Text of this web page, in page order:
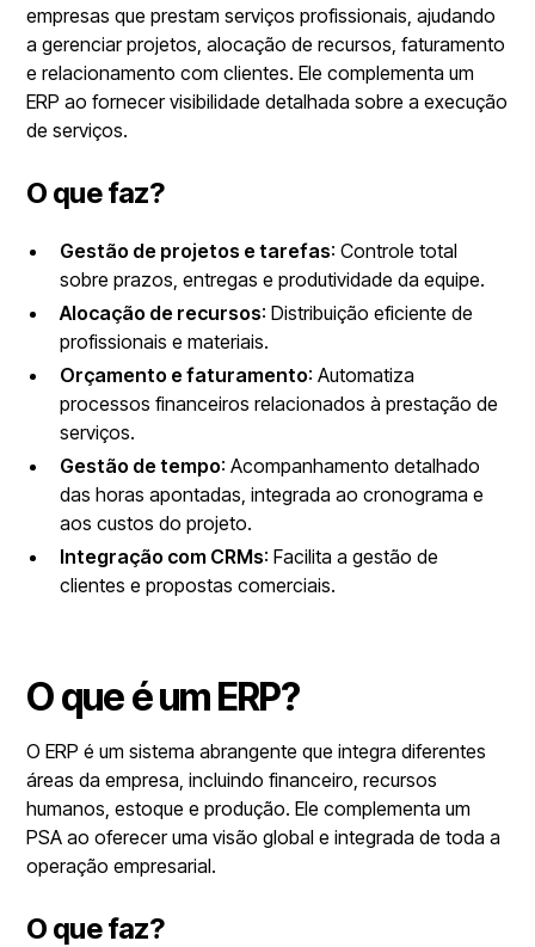
empresas que prestam serviços profissionais, ajudando
a gerenciar projetos, alocação de recursos, faturamento
e relacionamento com clientes. Ele complementa um
ERP ao fornecer visibilidade detalhada sobre a execução
de serviços.
O que faz?
Gestão de projetos e tarefas: Controle total
sobre prazos, entregas e produtividade da equipe.
Alocação de recursos: Distribuição eficiente de
profissionais e materiais.
Orçamento e faturamento: Automatiza
processos financeiros relacionados à prestação de
serviços.
Gestão de tempo: Acompanhamento detalhado
das horas apontadas, integrada ao cronograma e
aos custos do projeto.
Integração com CRMs: Facilita a gestão de
clientes e propostas comerciais.
O que é um ERP?
O ERP é um sistema abrangente que integra diferentes
áreas da empresa, incluindo financeiro, recursos
humanos, estoque e produção. Ele complementa um
PSA ao oferecer uma visão global e integrada de toda a
operação empresarial.
O que faz?